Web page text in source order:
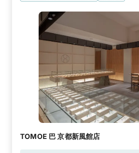
TOMOE 巴 京都新風館店